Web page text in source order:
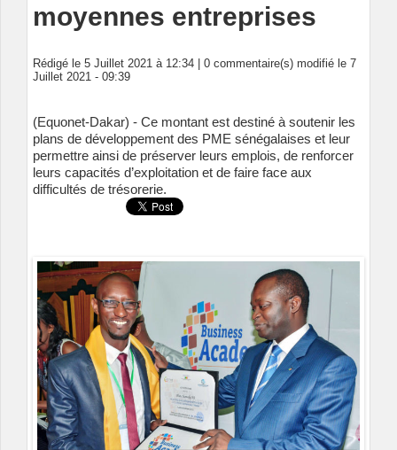
moyennes entreprises
Rédigé le 5 Juillet 2021 à 12:34 | 0 commentaire(s) modifié le 7
Juillet 2021 - 09:39
(Equonet-Dakar) - Ce montant est destiné à soutenir les
plans de développement des PME sénégalaises et leur
permettre ainsi de préserver leurs emplois, de renforcer
leurs capacités d’exploitation et de faire face aux
difficultés de trésorerie.